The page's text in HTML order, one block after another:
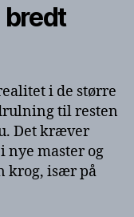
bredt
i de større
til resten
Det kræver
master og
krog, især på